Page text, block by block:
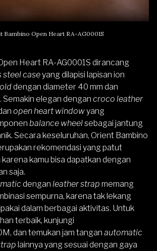
Bambino Open Heart RA-AG0001S
Heart RA-AG0001S dirancang
steelcaseyang dilapisi lapisan ion
dengan diameter 40 mm dan
Semakin elegan dengan croco leather
open heart windowyang
balance wheelsebagai jantung
Secara keseluruhan, Orient Bambino
rekomendasi yang patut
kamu bisa dapatkan dengan
saja.
dengan leather strap memang
sempurna, karena tak lekang
dalam berbagai aktivitas. Untuk
terbaik, kunjungi
, dan temukan jam tangan automatic
lainnya yang sesuai dengan gaya